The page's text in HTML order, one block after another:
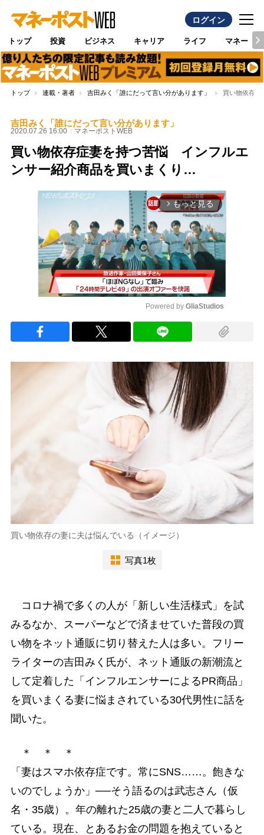
ログイン
トップ 投資 ビジネス キャリア ライフ マネー
トップ 連載・著者 吉田みく「誰にだって言い分があります」 買い物依存
吉田みく「誰にだって言い分があります」
2020.07.26 16:00 マネーポストWEB
買い物依存症妻を持つ苦悩 インフルエ
ンサー紹介商品を買いまくり…
arrow_forward_ios もっと見る
Powered by GliaStudios
買い物依存の妻に夫は悩んでいる（イメージ）
写真1枚
コロナ禍で多くの人が「新しい生活様式」を試
みるなか、スーパーなどで済ませていた普段の買
い物をネット通販に切り替えた人は多い。フリー
ライターの吉田みく氏が、ネット通販の新潮流と
して定着した「インフルエンサーによるPR商品」
を買いまくる妻に悩まされている30代男性に話を
聞いた。
＊ ＊ ＊
「妻はスマホ依存症です。常にSNS……。飽きな
いのでしょうか」──そう語るのは武志さん（仮
名・35歳）。年の離れた25歳の妻と二人で暮らし
ている。現在、とあるお金の問題を抱えていると